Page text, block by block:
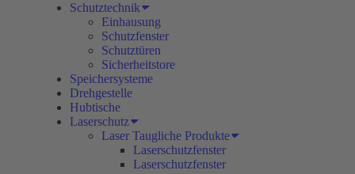
Schutztechnik
Einhausung
Schutzfenster
Schutztüren
Sicherheitstore
Speichersysteme
Drehgestelle
Hubtische
Laserschutz
Laser Taugliche Produkte
Laserschutzfenster
Laserschutzfenster